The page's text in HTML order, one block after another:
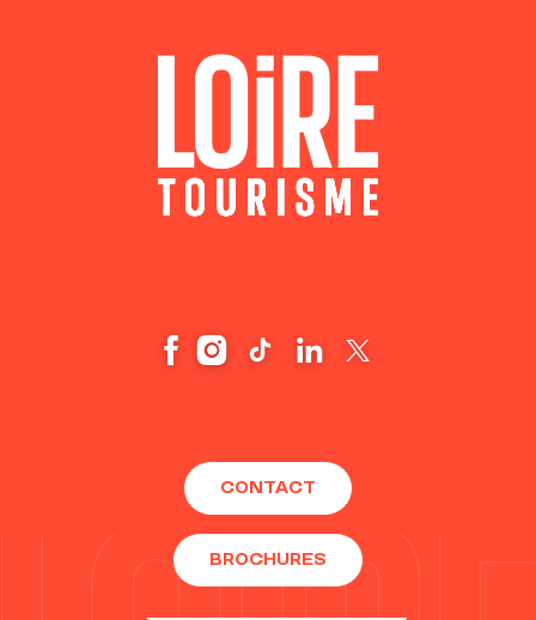
CONTACT
BROCHURES